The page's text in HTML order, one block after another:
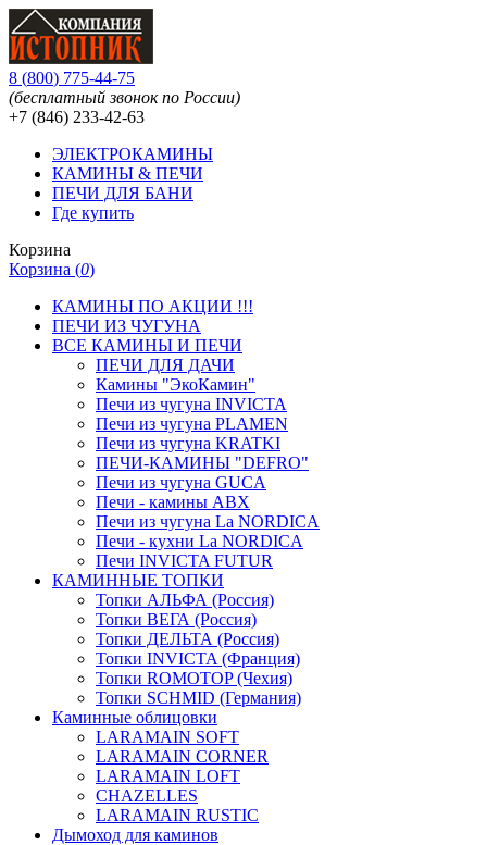
8 (800) 775-44-75
(бесплатный звонок по России)
+7 (846) 233-42-63
ЭЛЕКТРОКАМИНЫ
КАМИНЫ & ПЕЧИ
ПЕЧИ ДЛЯ БАНИ
Где купить
Корзина
Корзина (0)
КАМИНЫ ПО АКЦИИ !!!
ПЕЧИ ИЗ ЧУГУНА
ВСЕ КАМИНЫ И ПЕЧИ
ПЕЧИ ДЛЯ ДАЧИ
Камины "ЭкоКамин"
Печи из чугуна INVICTA
Печи из чугуна PLAMEN
Печи из чугуна KRATKI
ПЕЧИ-КАМИНЫ "DEFRO"
Печи из чугуна GUCA
Печи - камины ABX
Печи из чугуна La NORDICA
Печи - кухни La NORDICA
Печи INVICTA FUTUR
КАМИННЫЕ ТОПКИ
Топки АЛЬФА (Россия)
Топки ВЕГА (Россия)
Топки ДЕЛЬТА (Россия)
Топки INVICTA (Франция)
Топки ROMOTOP (Чехия)
Топки SCHMID (Германия)
Каминные облицовки
LARAMAIN SOFT
LARAMAIN CORNER
LARAMAIN LOFT
CHAZELLES
LARAMAIN RUSTIC
Дымоход для каминов